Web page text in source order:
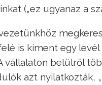
(„ez ugyanaz a
is kiment egy
vállalaton belülről
azt nyilatkozták,